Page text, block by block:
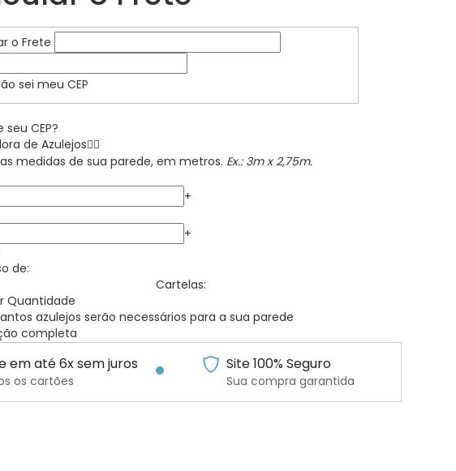
o Frete
sei meu CEP
seu CEP?
deAzulejos
medidas de sua parede, em metros. Ex.: 3m x 2,75m.
+
+
de:
Cartelas:
Quantidade
azulejos serão necessários para a sua parede
completa
em até 6x sem juros
os cartões
Site 100% Seguro
Sua compra garantida